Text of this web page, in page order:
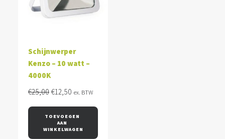
Schijnwerper
Kenzo – 10 watt –
4000K
€25,00 Oorspronkelijke
was:
€25,00.
€12,50 Huidige
is:
€12,50.
ex. BTW
TOEVOEGEN
AAN
WINKELWAGEN